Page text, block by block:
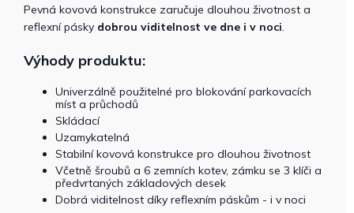
Pevná kovová konstrukce zaručuje dlouhou životnost a
reflexní pásky dobrou viditelnost ve dne i v noci.
Výhody produktu:
Univerzálně použitelné pro blokování parkovacích
míst a průchodů
Skládací
Uzamykatelná
Stabilní kovová konstrukce pro dlouhou životnost
Včetně šroubů a 6 zemních kotev, zámku se 3 klíči a
předvrtaných základových desek
Dobrá viditelnost díky reflexním páskům - i v noci